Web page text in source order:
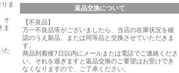
ま
そ
ま
た
返品交換について
【不良品】
万一不良品等がございましたら、当店の在庫状況を確
認のうえ新品、または同等品と交換させていただきま
す。
商品到着後7日以内にメールまたは電話でご連絡くださ
い。それを過ぎますと返品交換のご要望はお受けでき
なくなりますので、ご了承ください。